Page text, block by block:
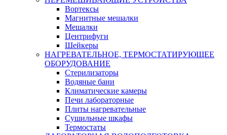
Вортексы
Магнитные мешалки
Мешалки
Центрифуги
Шейкеры
НАГРЕВАТЕЛЬНОЕ, ТЕРМОСТАТИРУЮЩЕЕ
ОБОРУДОВАНИЕ
Стерилизаторы
Водяные бани
Климатические камеры
Печи лабораторные
Плиты нагревательные
Сушильные шкафы
Термостаты